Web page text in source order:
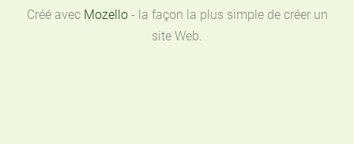
Créé avec Mozello- la façon la plus simple de créer un
site Web.